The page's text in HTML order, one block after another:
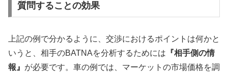
質問することの効果
上記の例で分かるように、交渉におけるポイントは何かと
いうと、相手のBATNAを分析するためには 『相手側の情
報』 が必要です。車の例では、マーケットの市場価格を調